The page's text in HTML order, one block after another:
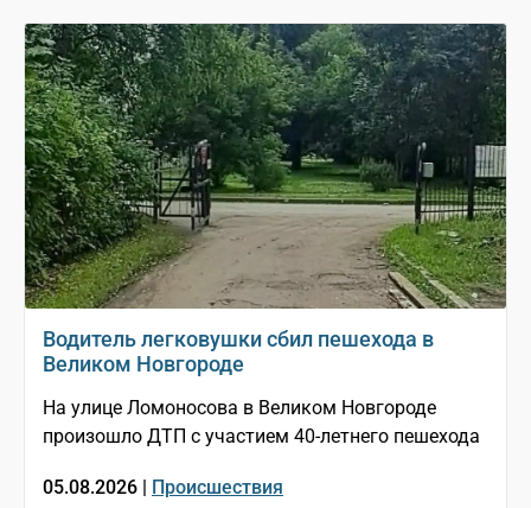
Водитель легковушки сбил пешехода в
Великом Новгороде
На улице Ломоносова в Великом Новгороде
произошло ДТП с участием 40-летнего пешехода
05.08.2026 | Происшествия